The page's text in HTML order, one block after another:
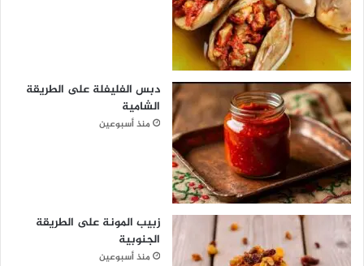
دبس الفليفلة على الطريقة
الشامية
منذ أسبوعين
زبيب المونة على الطريقة
الجنوبية
منذ أسبوعين